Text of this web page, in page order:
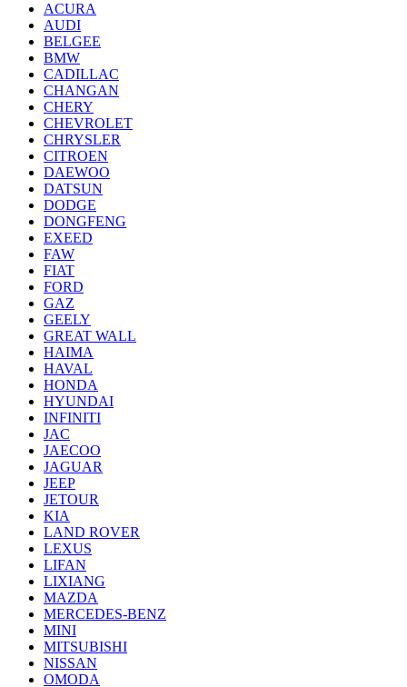
ACURA
AUDI
BELGEE
BMW
CADILLAC
CHANGAN
CHERY
CHEVROLET
CHRYSLER
CITROEN
DAEWOO
DATSUN
DODGE
DONGFENG
EXEED
FAW
FIAT
FORD
GAZ
GEELY
GREAT WALL
HAIMA
HAVAL
HONDA
HYUNDAI
INFINITI
JAC
JAECOO
JAGUAR
JEEP
JETOUR
KIA
LAND ROVER
LEXUS
LIFAN
LIXIANG
MAZDA
MERCEDES-BENZ
MINI
MITSUBISHI
NISSAN
OMODA